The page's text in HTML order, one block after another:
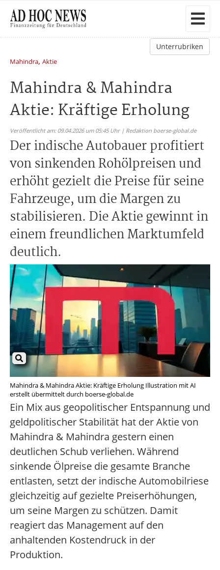
Unterrubriken
Mahindra, Aktie
Mahindra & Mahindra
Aktie: Kräftige Erholung
Veröffentlicht am: 09.04.2026 um 05:45 Uhr | Redaktion boerse-global.de
Der indische Autobauer profitiert
von sinkenden Rohölpreisen und
erhöht gezielt die Preise für seine
Fahrzeuge, um die Margen zu
stabilisieren. Die Aktie gewinnt in
einem freundlichen Marktumfeld
deutlich.
Mahindra & Mahindra Aktie: Kräftige Erholung Illustration mit AI
erstellt übermittelt durch boerse-global.de
Ein Mix aus geopolitischer Entspannung und
geldpolitischer Stabilität hat der Aktie von
Mahindra & Mahindra gestern einen
deutlichen Schub verliehen. Während
sinkende Ölpreise die gesamte Branche
entlasten, setzt der indische Automobilriese
gleichzeitig auf gezielte Preiserhöhungen,
um seine Margen zu schützen. Damit
reagiert das Management auf den
anhaltenden Kostendruck in der
Produktion.